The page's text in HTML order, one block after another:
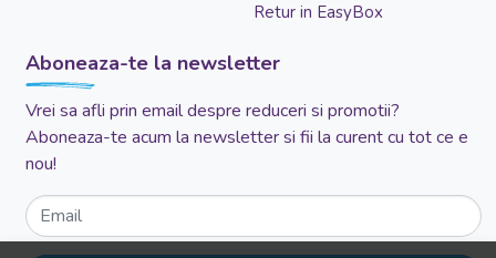
Retur in EasyBox
Aboneaza-te la newsletter
Vrei sa afli prin email despre reduceri si promotii?
Aboneaza-te acum la newsletter si fii la curent cu tot ce e
nou!
Email